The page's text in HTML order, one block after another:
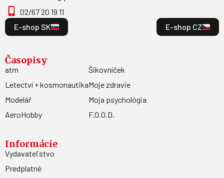
02/67 20 19 11
E-shop SK
E-shop CZ
Časopisy
atm
Letectví + kosmonautika
Modelář
AeroHobby
Šikovníček
Moje zdravie
Moja psychológia
F.O.O.D.
Informácie
Vydavateľstvo
Predplatné